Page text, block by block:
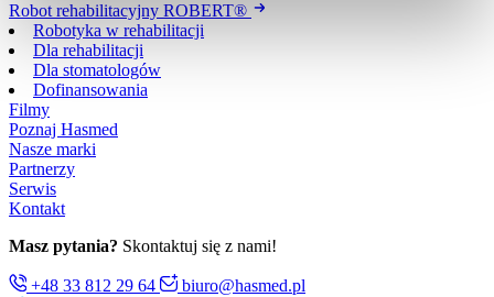
Robot rehabilitacyjny ROBERT®
Robotyka w rehabilitacji
Dla rehabilitacji
Dla stomatologów
Dofinansowania
Filmy
Poznaj Hasmed
Nasze marki
Partnerzy
Serwis
Kontakt
Masz pytania? Skontaktuj się z nami!
+48 33 812 29 64
biuro@hasmed.pl